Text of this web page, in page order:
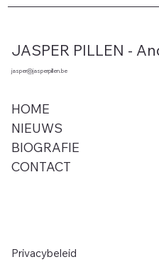
Leegstand voor site
Woumen vanaf 1
JASPER PILLEN -
jasper@jasperpillen.be
HOME
NIEUWS
BIOGRAFIE
CONTACT
Privacybeleid